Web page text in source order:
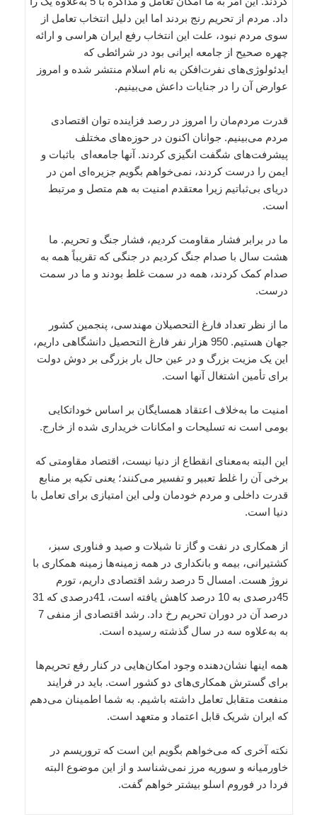
داد. مردم از تحریم رنج بردند اما این دلیل انتخاب تعامل از
سوی مردم نبود، علت این انتخاب رفع ایران هراسی و ارائه
چهره صحیح از جامعه ایرانی بود در شرائطی که
ایدئولوژی‌های نفرت‌افکن به نام اسلام منتشر شده و امروز
عوارض آن را در جنایات داعش می‌بینیم.
قدرت مردم‌مان را امروز در رصد فزاینده توان اقتصادی
مردم می‌بینیم. جوانان اکنون در حوزه‌های مختلف
پیشرفت‌های شگفت انگیزی کردند. آنها جامعه‌ای باثبات و
ایمن را درست کردند، نمی‌خواهم بگویم جزیره‌ای امن در
دریای بی‌ثباتیم زیرا معتقدم امنیت به هم متصل و مرتبط
است.
ما در برابر فشار مقاومت کردیم، فشار جنگ و تحریم. ما
هشت سال با صدام جنگ کردیم در جنگی که تقریباً همه به
صدام کمک کردند، همه در سمت غلط بودند و ما در سمت
درست.
ما از نظر تعداد فارغ التحصیلان مهندسی، پنجمین کشور
جهان هستیم. 950 هزار نفر فارغ التحصیل دانشگاهی داریم،
این یک مزیت بزرگ و در عین حال بار بزرگی بر دوش دولت
برای تأمین اشتغال آنها است.
امنیت ما به‌خلاف اعتقاد همسایگان بر اساس خوداتکایی
بومی است نه تسلیحات و امکانات خریداری شده از خارج.
این البته به‌معنای انقطاع از دنیا نیست، اقتصاد مقاومتی که
برخی آن را غلط تعبیر و تفسیر می‌کنند؛ یعنی تکیه بر منابع
قدرت داخلی و مردم خودمان ولی این امتیازی برای تعامل با
دنیا است.
از همکاری در نفت و گاز تا شیلات و صید و فناوری سبز،
کشتیرانی، بیمه و بانکداری در همه زمینه‌ها زمینه همکاری با
نروژ هست. امسال 5 درصد رشد اقتصادی داریم، تورم
45درصدی به 10 درصد کاهش یافته است، 41درصدی که 31
درصد آن در دوران تحریم رخ داد. رشد اقتصادی از منفی 7
به به‌علاوه سه در سال گذشته رسیده است.
همه اینها نشان‌دهنده وجود امکان‌هایی در کنار رفع تحریم‌ها
برای گسترش همکاری‌های دو کشور است. باید در فرایند
منفعت متقابل تعامل داشته باشیم. به شما اطمینان می‌دهم
که ایران شریک قابل اعتماد و متعهد است.
نکته آخری که می‌خواهم بگویم این است که تروریسم در
خاورمیانه و سوریه مرز نمی‌شناسد و از این موضوع البته
فردا در فوروم اسلو بیشتر خواهم گفت.